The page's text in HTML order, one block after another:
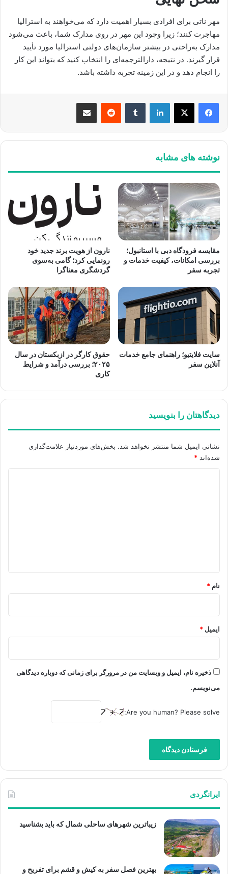
مهر ناتی برای افرادی بسیار اهمیت دارد که می‌خواهند به استرالیا
مهاجرت کنند؛ زیرا وجود این مهر در روی مدارک شما، باعث می‌شود
مدارک به‌راحتی در بیشتر سازمان‌های دولتی استرالیا مورد تأیید
قرار گیرند. در نتیجه، دارالترجمه‌ای را انتخاب کنید که بتواند این کار
را انجام دهد و در این زمینه تجربه داشته باشد.
لینکدین ‫تامبلر ‫رددیت اشتراک گذاری از طریق ایمیل
نوشته های مشابه
مقایسه فرودگاه دبی با استانبول؛
بررسی امکانات، کیفیت خدمات و
تجربه سفر
نارون از هویت برند جدید خود
رونمایی کرد؛ گامی به‌سوی
گردشگری معناگرا
سایت فلایتیو؛ راهنمای جامع خدمات
آنلاین سفر
حقوق کارگر در ازبکستان در سال
۲۰۲۵؛ بررسی درآمد و شرایط
کاری
دیدگاهتان را بنویسید
نشانی ایمیل شما منتشر نخواهد شد. بخش‌های موردنیاز علامت‌گذاری
شده‌اند *
نام *
ایمیل *
ذخیره نام، ایمیل و وبسایت من در مرورگر برای زمانی که دوباره دیدگاهی
می‌نویسم.
Are you human? Please solve:
ایرانگردی
زیباترین شهرهای ساحلی شمال که باید بشناسید
بهترین فصل سفر به کیش و قشم برای تفریح و